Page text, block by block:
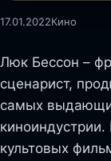
17.01.2022Кино
Люк Бессон –
сценарист,
самых
культовых